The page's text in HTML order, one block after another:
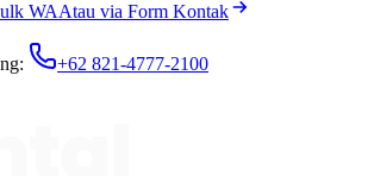
WAAtau via Form Kontak
+62 821-4777-2100